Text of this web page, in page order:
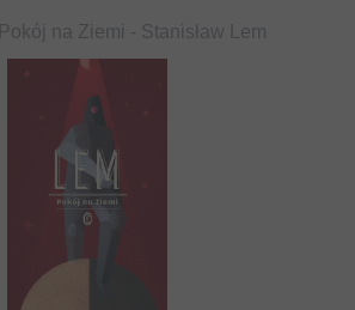
Pokój na Ziemi - Stanisław Lem